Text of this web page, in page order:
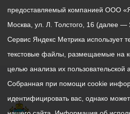
предоставляемый компанией ООО
Москва, ул. Л. Толстого, 16 (далее —
Сервис Яндекс Метрика использует
текстовые файлы, размещаемые на
целью анализа их пользовательской
Собранная при помощи cookie
идентифицировать вас, однако